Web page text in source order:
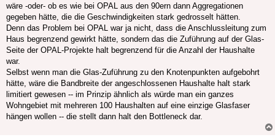
wäre -oder- ob es wie bei OPAL aus den 90ern dann Aggregationen
gegeben hätte, die die Geschwindigkeiten stark gedrosselt hätten.
Denn das Problem bei OPAL war ja nicht, dass die Anschlussleitung zum
Haus begrenzend gewirkt hätte, sondern das die Zuführung auf der Glas-
Seite der OPAL-Projekte halt begrenzend für die Anzahl der Haushalte
war.
Selbst wenn man die Glas-Zuführung zu den Knotenpunkten aufgebohrt
hätte, wäre die Bandbreite der angeschlossenen Haushalte halt stark
limitiert gewesen -- im Prinzip ähnlich als würde man ein ganzes
Wohngebiet mit mehreren 100 Haushalten auf eine einzige Glasfaser
hängen wollen -- die stellt dann halt den Bottleneck dar.